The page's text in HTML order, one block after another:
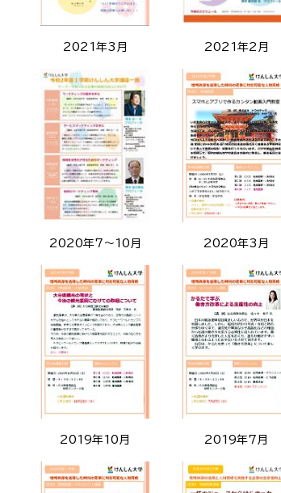
2021年3月 2021年2月
2020年7～10月 2020年3月
2019年10月 2019年7月